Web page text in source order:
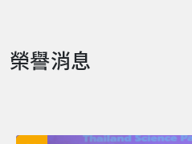
就讀長庚大學的弱勢學子們，
學習，亦由經濟端、學習端、
榮譽消息